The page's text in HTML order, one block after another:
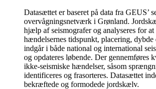
Datasættet er baseret på data fra GEUS’
overvågningsnetværk i Grønland.
hjælp af seismografer og analyseres for at
hændelsernes tidspunkt, placering, dybde
indgår i både national og international
og opdateres løbende. Der gennemføres
ikke-seismiske hændelser, såsom
identificeres og frasorteres. Datasættet
bekræftede og formodede jordskælv.